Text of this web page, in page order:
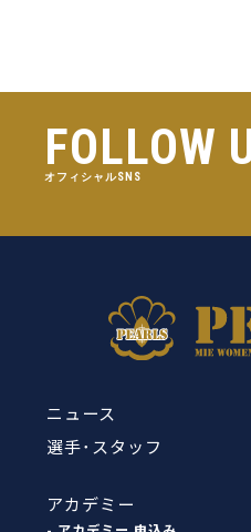
FOLLOW
オフィシャルSNS
ニュース
選手･スタッフ
アカデミー